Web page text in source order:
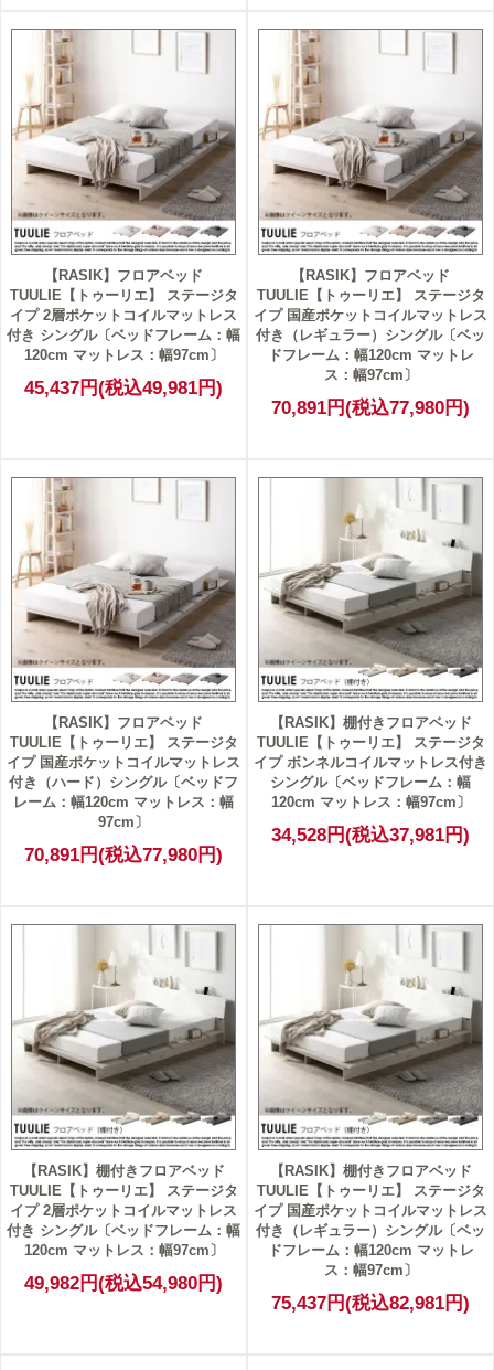
【RASIK】フロアベッド
TUULIE【トゥーリエ】 ステージタ
イプ 2層ポケットコイルマットレス
付き シングル〔ベッドフレーム：幅
120cm マットレス：幅97cm〕
45,437円(税込49,981円)
【RASIK】フロアベッド
TUULIE【トゥーリエ】 ステージタ
イプ 国産ポケットコイルマットレス
付き（レギュラー）シングル〔ベッ
ドフレーム：幅120cm マットレ
ス：幅97cm〕
70,891円(税込77,980円)
【RASIK】フロアベッド
TUULIE【トゥーリエ】 ステージタ
イプ 国産ポケットコイルマットレス
付き（ハード）シングル〔ベッドフ
レーム：幅120cm マットレス：幅
97cm〕
70,891円(税込77,980円)
【RASIK】棚付きフロアベッド
TUULIE【トゥーリエ】 ステージタ
イプ ボンネルコイルマットレス付き
シングル〔ベッドフレーム：幅
120cm マットレス：幅97cm〕
34,528円(税込37,981円)
【RASIK】棚付きフロアベッド
TUULIE【トゥーリエ】 ステージタ
イプ 2層ポケットコイルマットレス
付き シングル〔ベッドフレーム：幅
120cm マットレス：幅97cm〕
49,982円(税込54,980円)
【RASIK】棚付きフロアベッド
TUULIE【トゥーリエ】 ステージタ
イプ 国産ポケットコイルマットレス
付き（レギュラー）シングル〔ベッ
ドフレーム：幅120cm マットレ
ス：幅97cm〕
75,437円(税込82,981円)